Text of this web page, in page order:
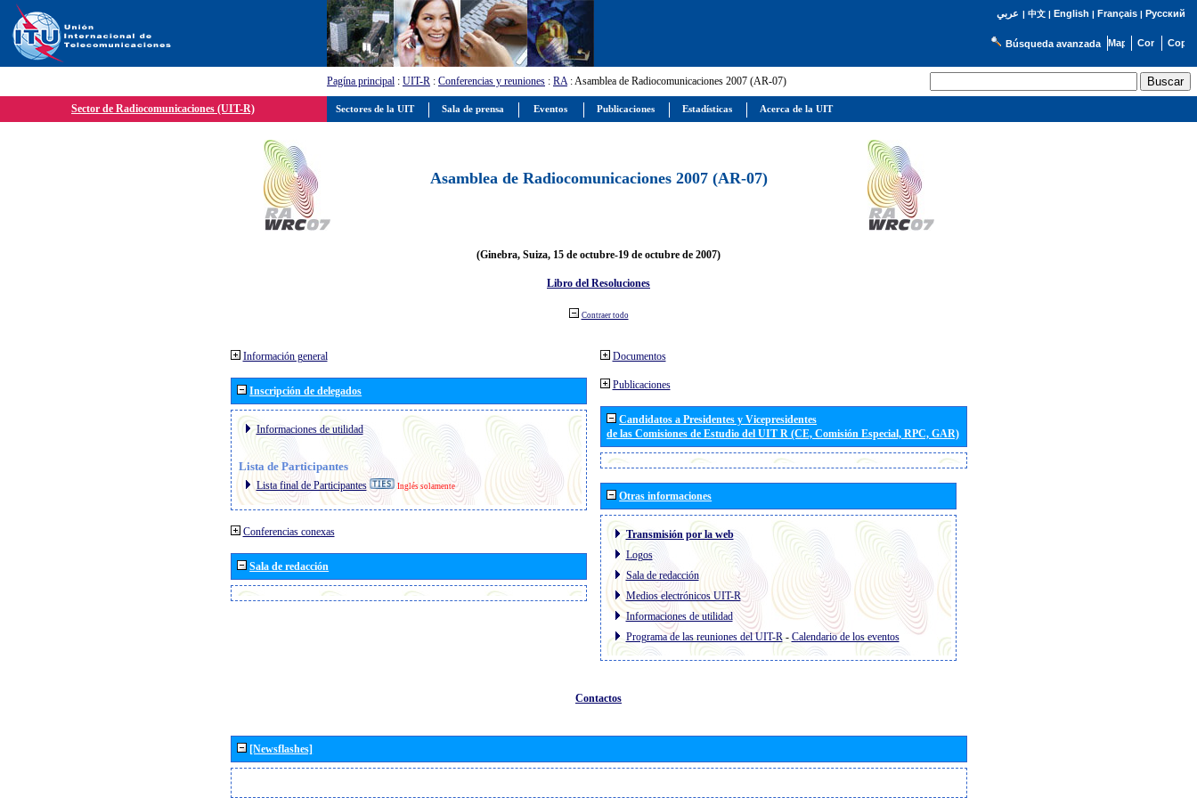
عربي | 中文| English | Français| Русский
Búsqueda avanzada
Pagína principal : UIT-R : Conferencias y reuniones : RA: Asamblea de Radiocomunicaciones 2007 (AR-07)
Sector de Radiocomunicaciones (UIT-R)
Asamblea de Radiocomunicaciones 2007 (AR-07)
(Ginebra, Suiza, 15 de octubre-19 de octubre de 2007)
Libro del Resoluciones
Contraer todo
Información general
Inscripción de delegados
Informaciones de utilidad
Lista de Participantes
Lista final de Participantes Inglés solamente
Conferencias conexas
Sala de redacción
Documentos
Publicaciones
Candidatos a Presidentes y Vicepresidentes
de las Comisiones de Estudio del UIT R (CE, Comisión Especial, RPC, GAR)
Otras informaciones
Transmisión por la web
Logos
Sala de redacción
Medios electrónicos UIT-R
Informaciones de utilidad
Programa de las reuniones del UIT-R- Calendario de los eventos
Contactos
[Newsflashes]
Sectores de la UIT Sala de prensa Eventos Publicaciones Estadísticas Acerca de la UIT